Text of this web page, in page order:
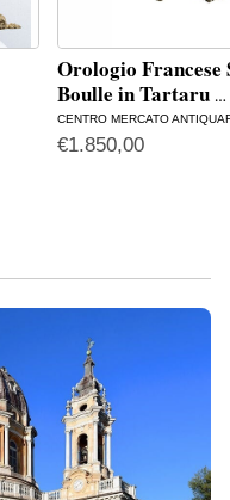
Orologio
Boulle in Tartaru …
CENTRO MERCATO
€1.850,00